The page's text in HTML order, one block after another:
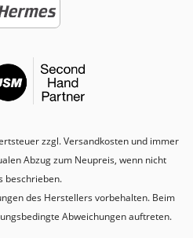
zzgl.Versandkosten und immer
Abzug zum Neupreis, wenn nicht
beschrieben.
des Herstellers vorbehalten. Beim
Abweichungen auftreten.